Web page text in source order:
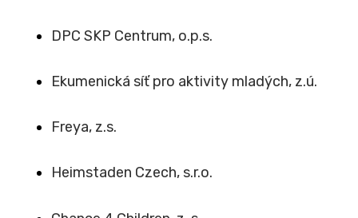
DPC SKP Centrum, o.p.s.
Ekumenická síť pro aktivity mladých, z.ú.
Freya, z.s.
Heimstaden Czech, s.r.o.